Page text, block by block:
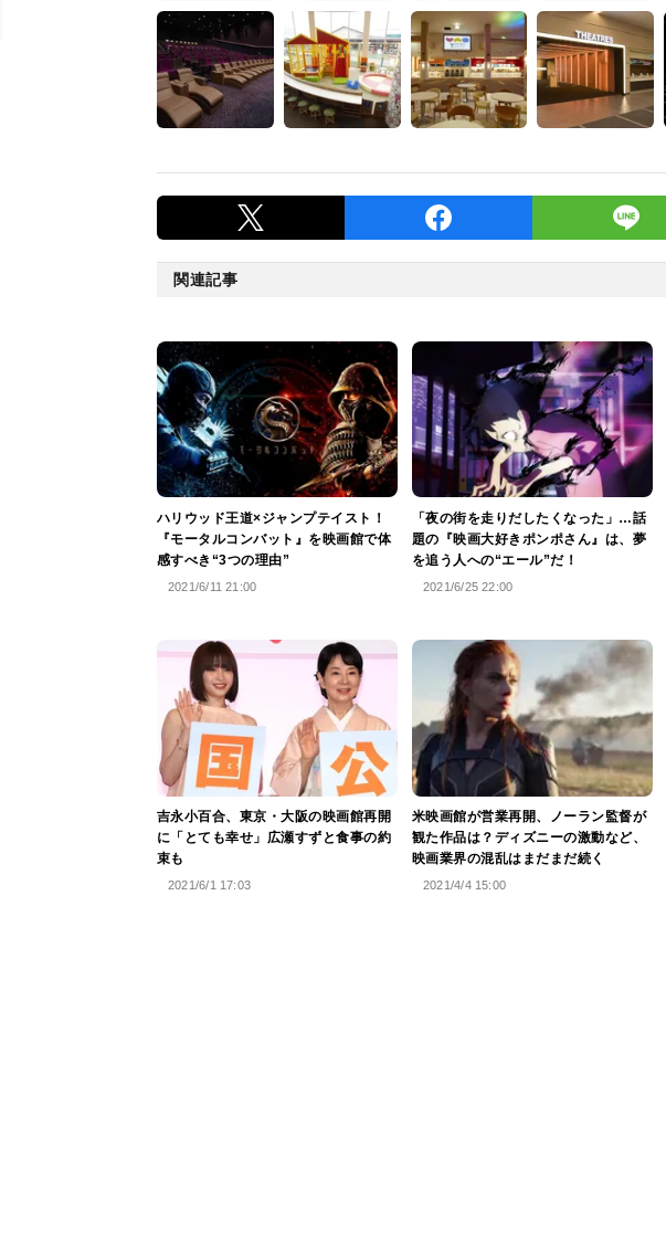
関連記事
ハリウッド王道×ジャンプテイスト！
『モータルコンバット』を映画館で体
感すべき“3つの理由”
2021/6/11 21:00
「夜の街を走りだしたくなった」…話
題の『映画大好きポンポさん』は、夢
を追う人への“エール”だ！
2021/6/25 22:00
吉永小百合、東京・大阪の映画館再開
に「とても幸せ」広瀬すずと食事の約
束も
2021/6/1 17:03
米映画館が営業再開、ノーラン監督が
観た作品は？ディズニーの激動など、
映画業界の混乱はまだまだ続く
2021/4/4 15:00